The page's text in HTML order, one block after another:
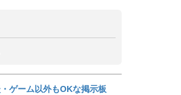
ゲーム以外もOKな掲示板